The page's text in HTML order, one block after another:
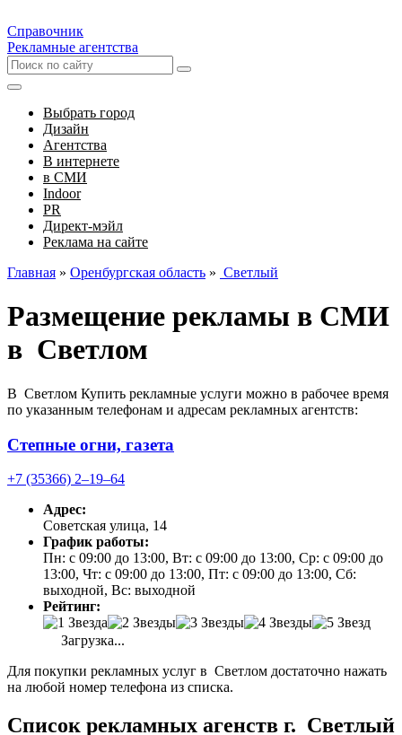
Справочник
Рекламные агентства
Выбрать город
Дизайн
Агентства
В интернете
в СМИ
Indoor
PR
Директ-мэйл
Реклама на сайте
Главная » Оренбургская область » Светлый
Размещение рекламы в СМИ
в Светлом
В Светлом Купить рекламные услуги можно в рабочее время
по указанным телефонам и адресам рекламных агентств:
Степные огни, газета
+7 (35366) 2‒19‒64
Адрес:
Советская улица, 14
График работы:
Пн: с 09:00 до 13:00, Вт: с 09:00 до 13:00, Ср: с 09:00 до
13:00, Чт: с 09:00 до 13:00, Пт: с 09:00 до 13:00, Сб:
выходной, Вс: выходной
Рейтинг:
Загрузка...
Для покупки рекламных услуг в Светлом достаточно нажать
на любой номер телефона из списка.
Список рекламных агенств г. Светлый